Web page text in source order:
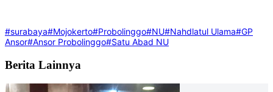
#surabaya#Mojokerto#Probolinggo#NU#Nahdlatul Ulama#GP
Ansor#Ansor Probolinggo#Satu Abad NU
Berita Lainnya